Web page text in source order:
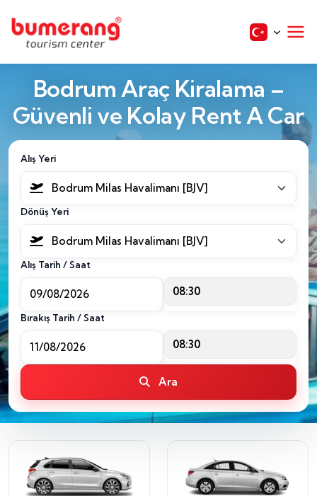
Bodrum Araç Kiralama –
Güvenli ve Kolay Rent A Car
Alış Yeri
Bodrum Milas Havalimanı [BJV]
Dönüş Yeri
Bodrum Milas Havalimanı [BJV]
Alış Tarih / Saat
08:30
Bırakış Tarih / Saat
08:30
Ara